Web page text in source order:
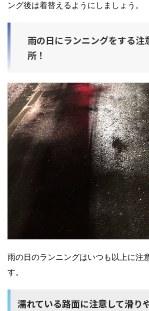
ング後は着替えるようにしましょう。
雨の日にランニングをする注
所！
雨の日のランニングはいつも以上に注
す。
濡れている路面に注意して滑り